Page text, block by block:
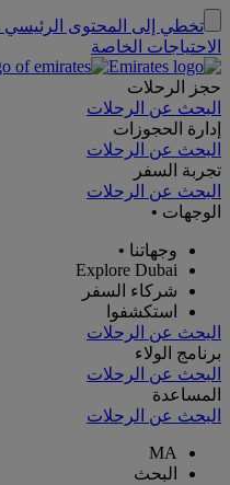
تخطي إلى المحتوى الرئيسي
الاحتياجات الخاصة
حجز الرحلات
البحث عن الرحلات
إدارة الحجوزات
البحث عن الرحلات
تجربة السفر
البحث عن الرحلات
الوجهات •
وجهاتنا •
Explore Dubai
شركاء السفر
استكشفوا
البحث عن الرحلات
برنامج الولاء
البحث عن الرحلات
المساعدة
البحث عن الرحلات
MA
البحث